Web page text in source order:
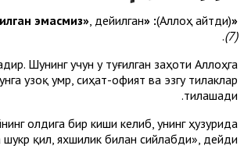
«
(Аллоҳ айтди)
: «Эй Закариё! Биз сенга бир фарзанд хушхабарини берурмиз; унинг исми Яҳё бўлиб, илгари унга бирор
эмасмиз» , дейилган
(7)
.
Шунинг учун у туғилган заҳоти Аллоҳга
узоқ умр, сиҳат-офият ва эзгу тилаклар
тилашади.
олдига бир киши келиб, унинг ҳузурида
қил, яхшилик билан сийлабди», дейди.